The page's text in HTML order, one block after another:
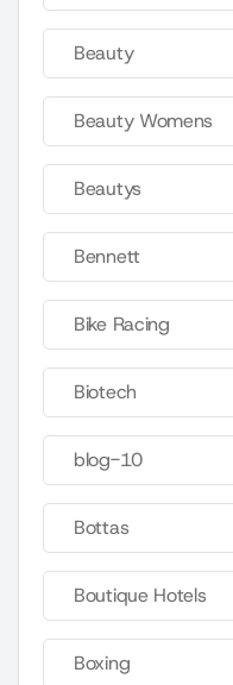
Beauty
Beauty Womens
Beautys
Bennett
Bike Racing
Biotech
blog-10
Bottas
Boutique Hotels
Boxing